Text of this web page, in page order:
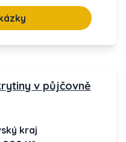
v půjčovně
kraj